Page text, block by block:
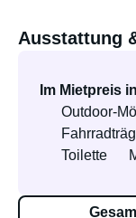
Ausstattung
Im Mietpreis
Outdoor-
Toilette